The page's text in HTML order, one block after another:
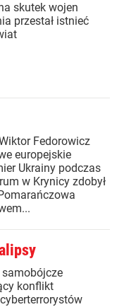
skutek wojen
przestał istnieć
Fedorowicz
europejskie
Ukrainy podczas
w Krynicy zdobył
konflikt